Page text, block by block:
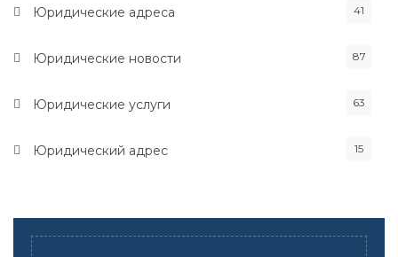
Юридические адреса 41
Юридические новости 87
Юридические услуги 63
Юридический адрес 15